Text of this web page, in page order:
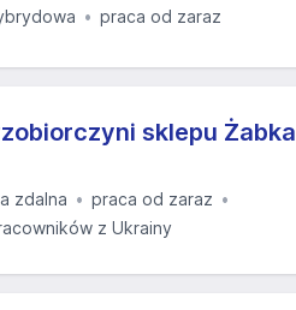
praca od zaraz
sklepu Żabka
zdalna
praca od zaraz
z Ukrainy